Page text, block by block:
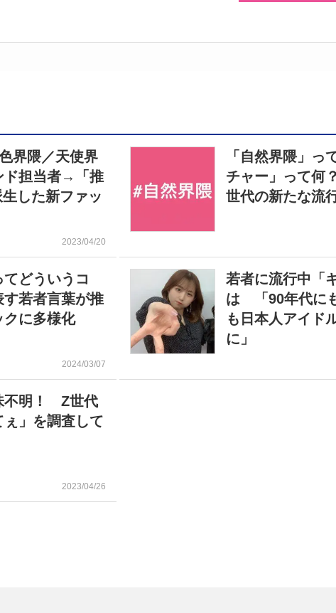
界隈／天使界
担当者→「推
した新ファッ
2023/04/20
「自然界隈」
チャー」って何
世代の新たな流
てどういうコ
若者言葉が推
クに多様化
2024/03/07
若者に流行中「
は 「90年代に
も日本人アイド
に」
不明！ Z世代
」を調査して
2023/04/26